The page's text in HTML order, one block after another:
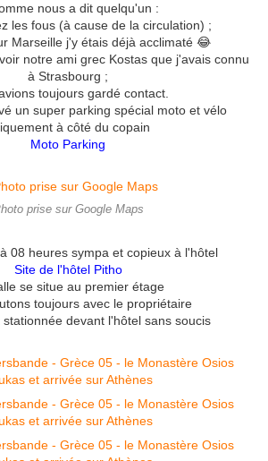
nous a dit quelqu'un :
les fous (à cause de la circulation) ;
Marseille j'y étais déjà acclimaté 😂
notre ami grec Kostas que j'avais connu
à Strasbourg ;
toujours gardé contact.
un super parking spécial moto et vélo
à côté du copain
Moto Parking
prise sur Google Maps
08 heures sympa et copieux à l'hôtel
Site de l'hôtel Pitho
se situe au premier étage
toujours avec le propriétaire
devant l'hôtel sans soucis